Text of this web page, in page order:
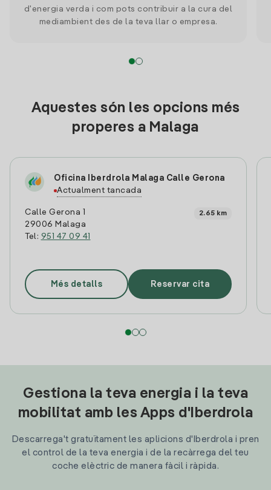
d'energia verda i com pots contribuir a la cura del
mediambient des de la teva llar o empresa.
Aquestes són les opcions més
properes a Malaga
Oficina Iberdrola Malaga Calle Gerona
Actualment tancada
Calle Gerona 1
29006 Malaga
Tel: 951 47 09 41
2.65 km
Més detalls Reservar cita
Gestiona la teva energia i la teva
mobilitat amb les Apps d'Iberdrola
Descarrega't gratuïtament les aplicions d'Iberdrola i pren
el control de la teva energia i de la recàrrega del teu
coche elèctric de manera fàcil i ràpida.